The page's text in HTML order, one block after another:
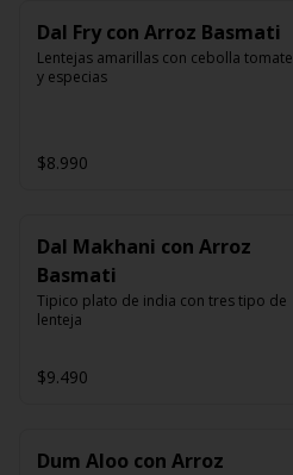
Dal Fry con Arroz Basmati
Lentejas amarillas con cebolla tomate
y especias
$8.990
Dal Makhani con Arroz
Basmati
Tipico plato de india con tres tipo de
lenteja
$9.490
Dum Aloo con Arroz